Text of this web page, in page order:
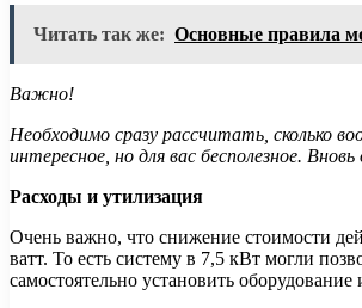
Читать так же: Основные правила
Важно!
Необходимо сразу рассчитать, сколько
интересное, но для вас бесполезное.
Расходы и утилизация
Очень важно, что снижение стоимости
ватт. То есть систему в 7,5 кВт могли
самостоятельно установить